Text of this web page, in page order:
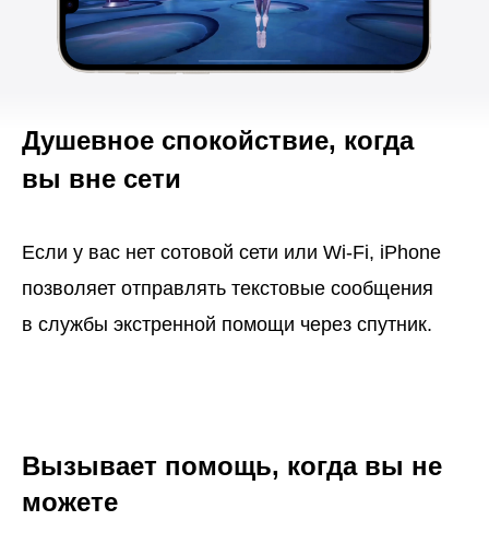
Душевное спокойствие, когда
вы вне сети
Если у вас нет сотовой сети или Wi-Fi, iPhone
позволяет отправлять текстовые сообщения
в службы экстренной помощи через спутник.
Вызывает помощь, когда вы не
можете